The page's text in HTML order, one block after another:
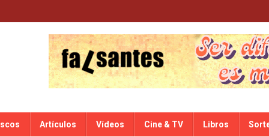
Artículos Vídeos Cine & TV Libros